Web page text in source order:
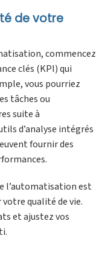
de votre
commencez
clés (KPI) qui
vous pourriez
tâches ou
suite à
d’analyse intégrés
fournir des
l’automatisation est
qualité de vie.
et ajustez vos